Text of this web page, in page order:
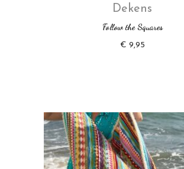
Dekens
Follow the Squares
€ 9,95